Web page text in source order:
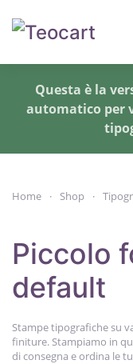
Skip to main
Questa è la
automatico per
Home Shop
Piccolo
default
Stampe tipografiche su
finiture. Stampiamo in
di consegna e ordina le